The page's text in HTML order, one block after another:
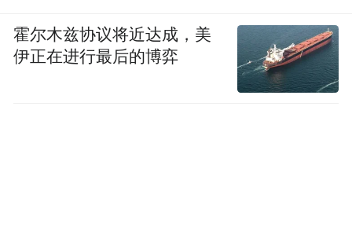
霍尔木兹协议将近达成，美
伊正在进行最后的博弈